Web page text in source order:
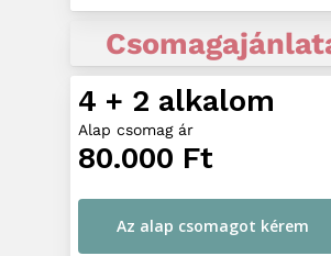
4 + 2 alkalom
Alap csomag ár
80.000 Ft
Az alap csomagot kérem